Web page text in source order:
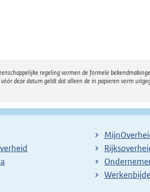
regeling vormen de formele
deze datum geldt dat alleen de in papieren vorm
E
x
t
E
x
E